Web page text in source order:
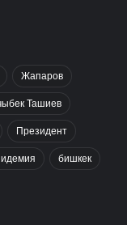
Жапаров
Ташиев
Президент
бишкек